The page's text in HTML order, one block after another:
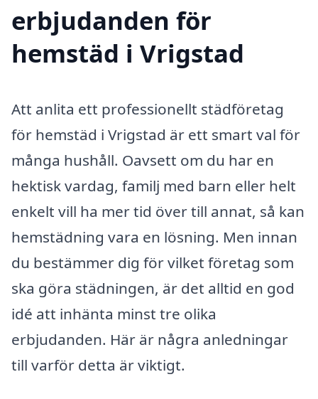
erbjudanden för
hemstäd i Vrigstad
Att anlita ett professionellt städföretag
för hemstäd i Vrigstad är ett smart val för
många hushåll. Oavsett om du har en
hektisk vardag, familj med barn eller helt
enkelt vill ha mer tid över till annat, så kan
hemstädning vara en lösning. Men innan
du bestämmer dig för vilket företag som
ska göra städningen, är det alltid en god
idé att inhänta minst tre olika
erbjudanden. Här är några anledningar
till varför detta är viktigt.